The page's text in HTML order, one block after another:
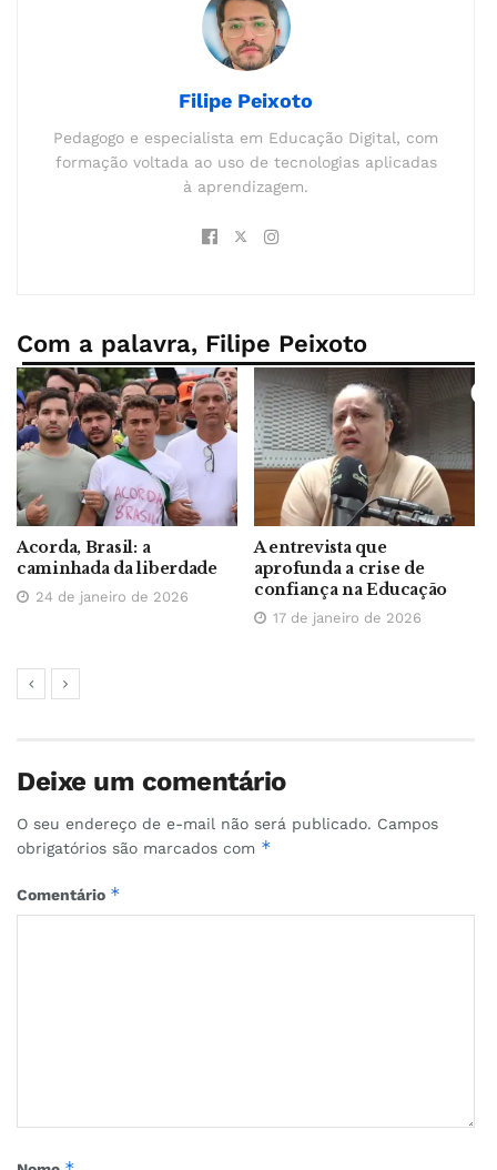
Filipe Peixoto
Pedagogo e especialista em Educação Digital, com
formação voltada ao uso de tecnologias aplicadas
à aprendizagem.
Com a palavra, Filipe Peixoto
A entrevista que
aprofunda a crise de
confiança na Educação
Quando a lei vira
instrumento de vingança
6 de janeiro de 2026
Deixe um comentário
O seu endereço de e-mail não será publicado. Campos
obrigatórios são marcados com *
Comentário *